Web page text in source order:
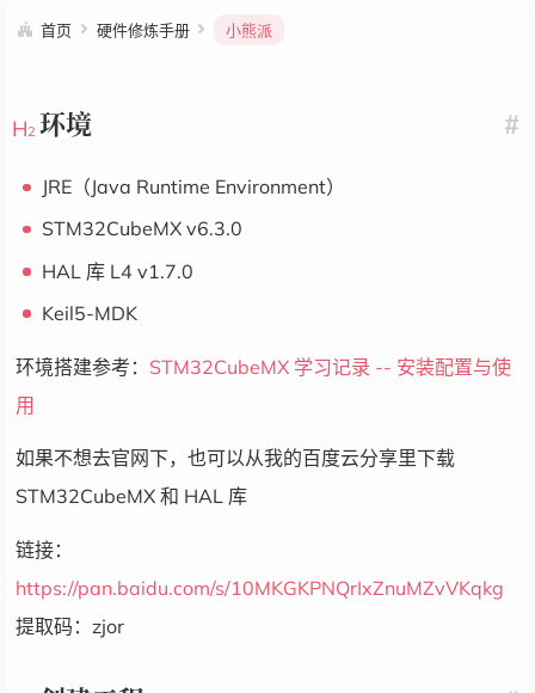
首页 硬件修炼手册 小熊派
#
环境
JRE（Java Runtime Environment）
STM32CubeMX v6.3.0
HAL 库 L4 v1.7.0
Keil5-MDK
环境搭建参考： STM32CubeMX 学习记录 -- 安装配置与使
用
如果不想去官网下，也可以从我的百度云分享里下载
STM32CubeMX 和 HAL 库
链接：
https://pan.baidu.com/s/10MKGKPNQrIxZnuMZvVKqkg
提取码：zjor